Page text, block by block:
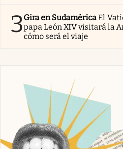
3Gira en SudaméricaEl
papa León XIV visitará la
cómo será el viaje